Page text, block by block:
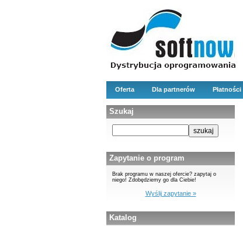
Oferta Dla partnerów Płatności
Szukaj
Zapytanie o program
Brak programu w naszej ofercie? zapytaj o
niego! Zdobędziemy go dla Ciebie!
Wyślij zapytanie »
Katalog